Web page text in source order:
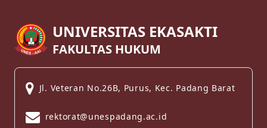
UNIVERSITAS EKASAKTI
FAKULTAS HUKUM
Jl. Veteran No.26B, Purus, Kec. Padang Barat
rektorat@unespadang.ac.id